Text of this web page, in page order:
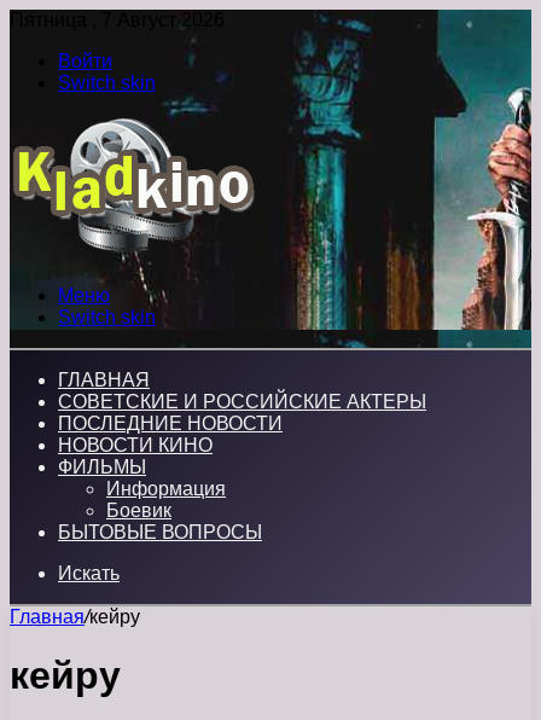
Пятница , 7 Август 2026
Войти
Switch skin
Меню
Switch skin
ГЛАВНАЯ
СОВЕТСКИЕ И РОССИЙСКИЕ АКТЕРЫ
ПОСЛЕДНИЕ НОВОСТИ
НОВОСТИ КИНО
ФИЛЬМЫ
Информация
Боевик
БЫТОВЫЕ ВОПРОСЫ
Искать
Главная/кейру
кейру